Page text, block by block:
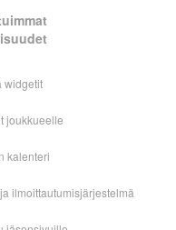
widgetit
joukkueelle
kalenteri
ilmoittautumisjärjestelmä